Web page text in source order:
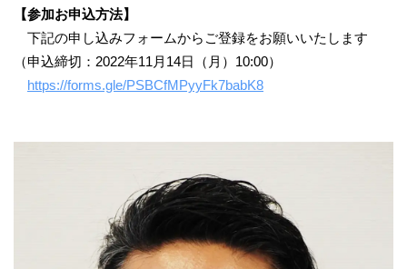
【参加お申込方法】
下記の申し込みフォームからご登録をお願いいたします
（申込締切：2022年11月14日（月）10:00）
https://forms.gle/PSBCfMPyyFk7babK8